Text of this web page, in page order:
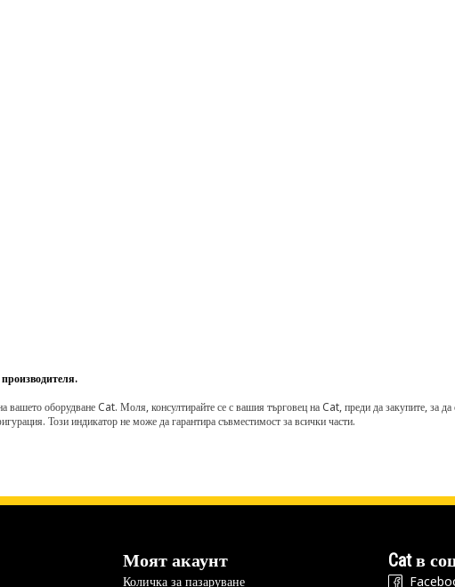
оборудване Cat. Моля, консултирайте се с вашия търговец на Cat, преди да закупите, за да
Този индикатор не може да гарантира съвместимост за всички части.
Моят акаунт
Количка за пазаруване
Cat в